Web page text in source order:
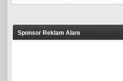
Sponsor Reklam Alanı